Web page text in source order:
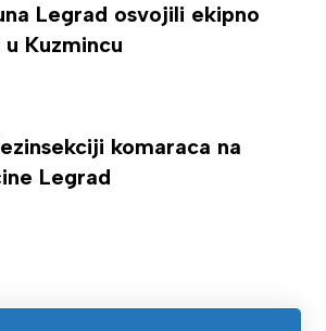
Legrad osvojili ekipno
Kuzmincu
komaraca na
Legrad